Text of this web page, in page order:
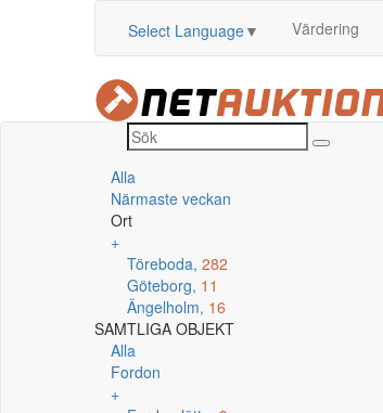
Select Language▼ Värdering
Alla
Närmaste veckan
Ort
+
Töreboda, 282
Göteborg, 11
Ängelholm, 16
SAMTLIGA OBJEKT
Alla
Fordon
+